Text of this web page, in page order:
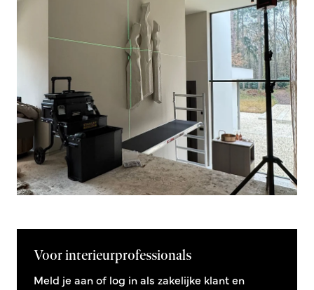
Voor interieurprofessionals
Meld je aan of log in als zakelijke klant en